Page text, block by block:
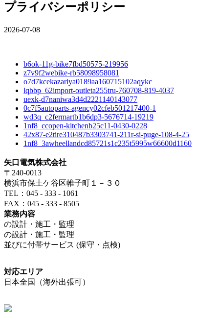
プライバシーポリシー
2026-07-08
b6ok-11g-bike7fbd50575-219956
z7v9f2webike-rb58098958081
o7d7kcekazariya0189aa160715102aqykc
lqbbp_62import-outleta255tru-760708-819-4037
uexk-d7naniwa3d4d2221140143077
0c7f5autoparts-agency02cfeb501217400-1
wd3q_c2fermartb1b6dp3-5676714-19219
1nf8_ccopen-kitchenb25c11-0430-0228
42x87-e2tire310487b3303741-211r-si-puge-108-4-25
1nf8_3awheellandcd85721s1c235t5995w66600d1160
矢口電気株式会社
〒240-0013
横浜市保土ケ谷区帷子町１－３０
TEL：045 - 333 - 1061
FAX：045 - 333 - 8505
業務内容
の設計・施工・監理
の設計・施工・監理
並びに付帯サービス (保守・点検)
対応エリア
日本全国（海外出張可）